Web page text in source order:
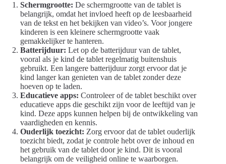
Schermgrootte: De schermgrootte van de tablet is
belangrijk, omdat het invloed heeft op de leesbaarheid
van de tekst en het bekijken van video’s. Voor jongere
kinderen is een kleinere schermgrootte vaak
gemakkelijker te hanteren.
Batterijduur: Let op de batterijduur van de tablet,
vooral als je kind de tablet regelmatig buitenshuis
gebruikt. Een langere batterijduur zorgt ervoor dat je
kind langer kan genieten van de tablet zonder deze
hoeven op te laden.
Educatieve apps: Controleer of de tablet beschikt over
educatieve apps die geschikt zijn voor de leeftijd van je
kind. Deze apps kunnen helpen bij de ontwikkeling van
vaardigheden en kennis.
Ouderlijk toezicht: Zorg ervoor dat de tablet ouderlijk
toezicht biedt, zodat je controle hebt over de inhoud en
het gebruik van de tablet door je kind. Dit is vooral
belangrijk om de veiligheid online te waarborgen.